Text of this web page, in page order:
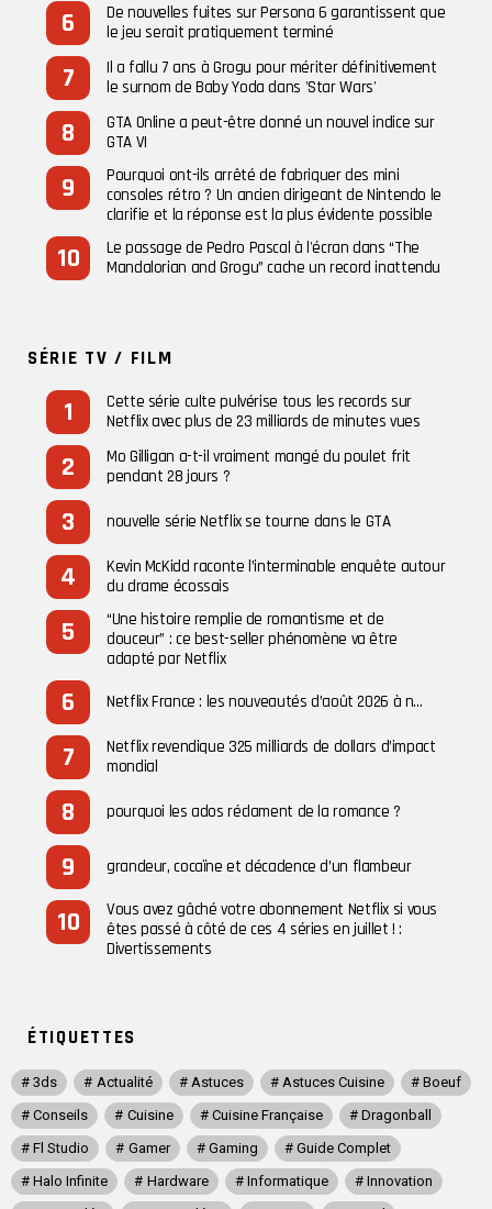
De nouvelles fuites sur Persona 6 garantissent que
le jeu serait pratiquement terminé
Il a fallu 7 ans à Grogu pour mériter définitivement
le surnom de Baby Yoda dans 'Star Wars'
GTA Online a peut-être donné un nouvel indice sur
GTA VI
Pourquoi ont-ils arrêté de fabriquer des mini
consoles rétro ? Un ancien dirigeant de Nintendo le
clarifie et la réponse est la plus évidente possible
Le passage de Pedro Pascal à l'écran dans “The
Mandalorian and Grogu” cache un record inattendu
SÉRIE TV / FILM
Cette série culte pulvérise tous les records sur
Netflix avec plus de 23 milliards de minutes vues
Mo Gilligan a-t-il vraiment mangé du poulet frit
pendant 28 jours ?
nouvelle série Netflix se tourne dans le GTA
Kevin McKidd raconte l’interminable enquête autour
du drame écossais
“Une histoire remplie de romantisme et de
douceur” : ce best-seller phénomène va être
adapté par Netflix
Netflix France : les nouveautés d’août 2026 à n…
Netflix revendique 325 milliards de dollars d’impact
mondial
pourquoi les ados réclament de la romance ?
grandeur, cocaïne et décadence d’un flambeur
Vous avez gâché votre abonnement Netflix si vous
êtes passé à côté de ces 4 séries en juillet ! :
Divertissements
ÉTIQUETTES
3ds Actualité Astuces Astuces Cuisine
Boeuf
Conseils
Cuisine Cuisine Française
Dragonball
Fl Studio
Gamer Gaming
Guide Complet
Halo Infinite
Hardware Informatique
Innovation